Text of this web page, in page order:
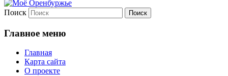
Поиск
Главное меню
Главная
Карта сайта
О проекте